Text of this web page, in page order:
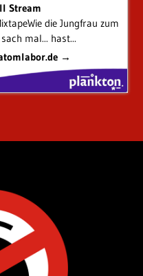
Stream
die Jungfrau zum
mal... hast...
→